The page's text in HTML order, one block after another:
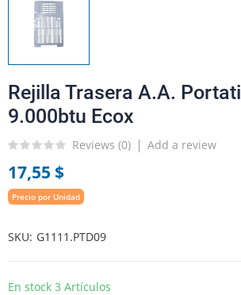
Rejilla Trasera A.A. Portatil
9.000btu Ecox
Reviews (0) Add a review
17,55 $
Precio por Unidad
SKU G1111.PTD09
En stock 3 Artículos